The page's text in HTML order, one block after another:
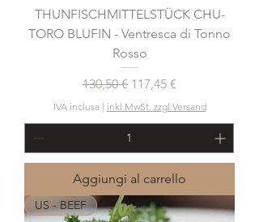
THUNFISCHMITTELSTÜCK CHU-
TORO BLUFIN - Ventresca di Tonno
Rosso
Prezzo regolare
130,50 € Prezzo scontato
117,45 €
IVA inclusa| inkl.MwSt. zzgl.Versand
Aggiungi al carrello
US - BEEF